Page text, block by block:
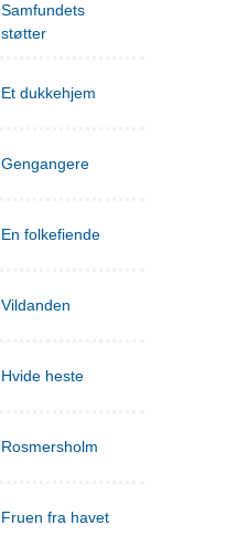
Samfundets
støtter
Et dukkehjem
Gengangere
En folkefiende
Vildanden
Hvide heste
Rosmersholm
Fruen fra havet